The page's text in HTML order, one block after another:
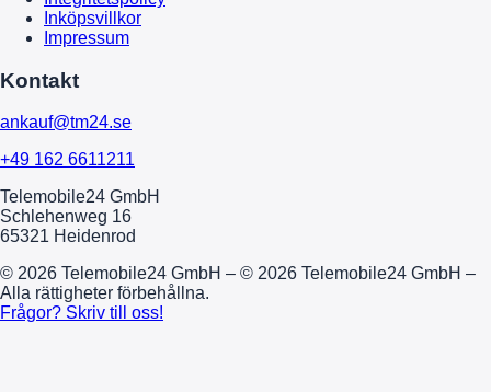
Inköpsvillkor
Impressum
Kontakt
ankauf@tm24.se
+49 162 6611211
Telemobile24 GmbH
Schlehenweg 16
65321 Heidenrod
© 2026 Telemobile24 GmbH – © 2026 Telemobile24 GmbH –
Alla rättigheter förbehållna.
Frågor? Skriv till oss!